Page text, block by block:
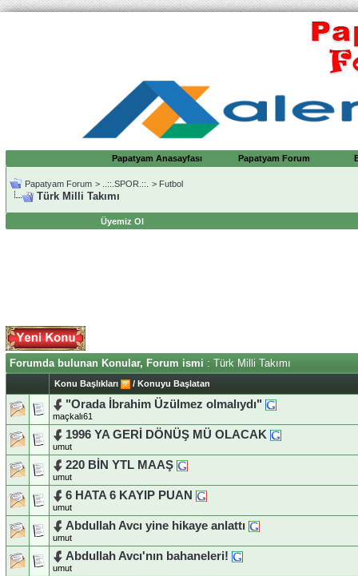
Papatyam Anasayfası Papatyam Forum
Papatyam Forum > ..::.SPOR.::. > Futbol
Türk Milli Takımı
Üyemiz Ol
Forumda bulunan Konular, Forum ismi : Türk Milli Takımı
Konu Başlıkları / Konuyu Başlatan
"Orada İbrahim Üzülmez olmalıydı"
maçkalı61
1996 YA GERİ DÖNÜŞ MÜ OLACAK
umut
220 BİN YTL MAAŞ
umut
6 HATA 6 KAYIP PUAN
umut
Abdullah Avcı yine hikaye anlattı
umut
Abdullah Avcı'nın bahaneleri!
umut